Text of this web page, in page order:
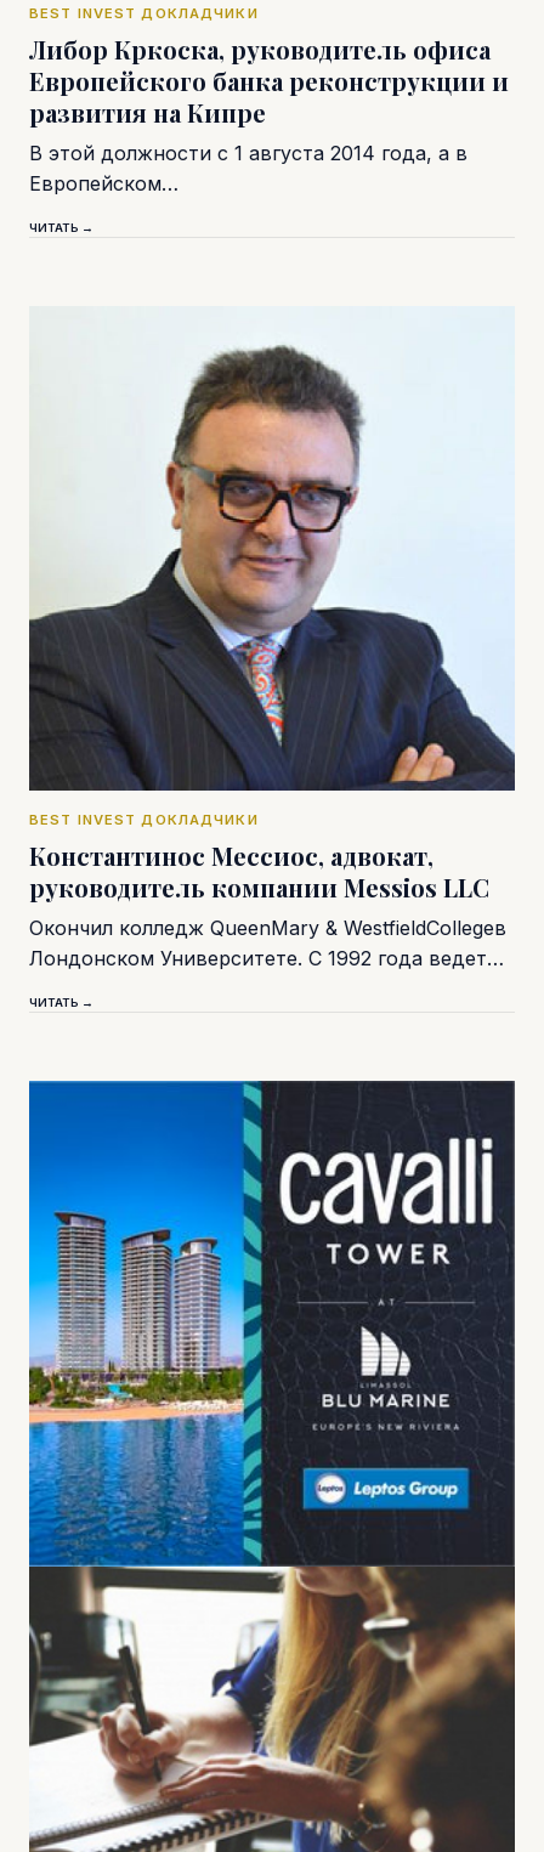
BEST INVEST ДОКЛАДЧИКИ
Либор Кркоска, руководитель офиса
Европейского банка реконструкции и
развития на Кипре
В этой должности с 1 августа 2014 года, а в
Европейском…
ЧИТАТЬ →
BEST INVEST ДОКЛАДЧИКИ
Константинос Мессиос, адвокат,
руководитель компании Messios LLC
Окончил колледж QueenMary & WestfieldCollegeв
Лондонском Университете. С 1992 года ведет…
ЧИТАТЬ →